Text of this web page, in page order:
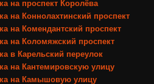
на проспект Королёва
на Коннолахтинский проспект
на Комендантский проспект
на Коломяжский проспект
в Карельский переулок
на Кантемировскую улицу
на Камышовую улицу